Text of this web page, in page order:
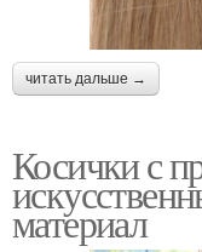
читать дальше →
Косички с
материал